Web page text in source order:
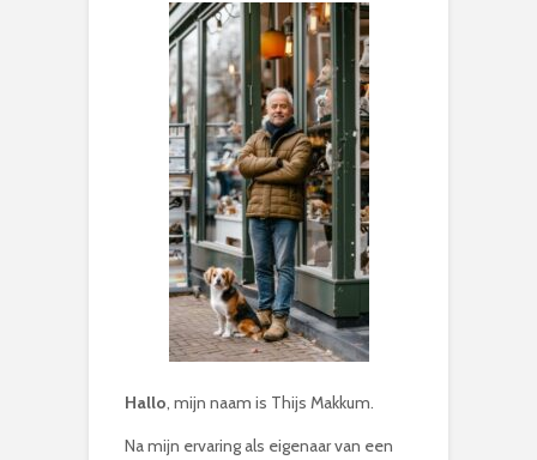
Hallo, mijn naam is Thijs Makkum.
Na mijn ervaring als eigenaar van een